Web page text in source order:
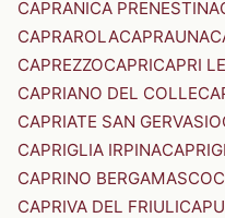
CAPRANICA PRENESTINA
CAPRAROLACAPRAUNA
CAPREZZOCAPRICAPRI
CAPRIANO DEL COLLE
CAPRIATE SAN GERVASIO
CAPRIGLIA IRPINA
CAPRINO BERGAMASCO
CAPRIVA DEL FRIULI